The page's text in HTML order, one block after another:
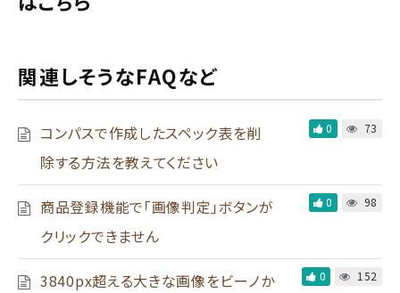
関連しそうなFAQなど
コンパスで作成したスペック表を削
除する方法を教えてください
0 73
商品登録機能で「画像判定」ボタンが
クリックできません
0 98
3840px超える大きな画像をビーノか
0 152